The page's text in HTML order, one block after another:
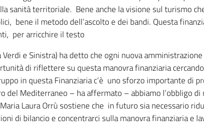
sanità territoriale. Bene anche la visione sul turismo
bene il metodo dell’ascolto e dei bandi. Questa
per arricchire il testo
Verdi e Sinistra) ha detto che ogni nuova
di riflettere su questa manovra finanziaria
in questa Finanziaria c’è uno sforzo importante di
del Mediterraneo – ha affermato – abbiamo l’obbligo
Laura Orrù sostiene che in futuro sia necessario
di bilancio e concentrarci sulla manovra finanziaria e